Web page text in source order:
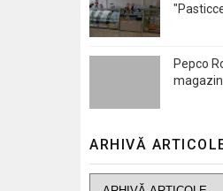
Pepco
ARHIVĂ